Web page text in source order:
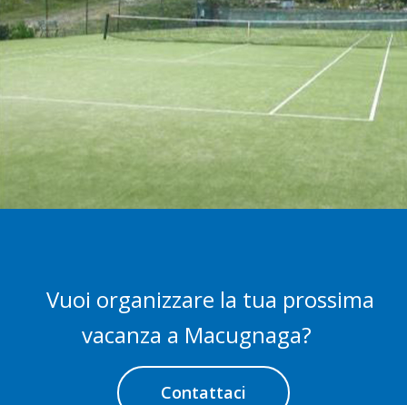
Vuoi organizzare la tua prossima
vacanza a Macugnaga?
Contattaci